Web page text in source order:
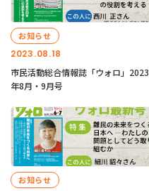
2023.08.18
お知らせ
市民活動総合情報誌「ウォロ」2023
年8月・9月号
お知らせ